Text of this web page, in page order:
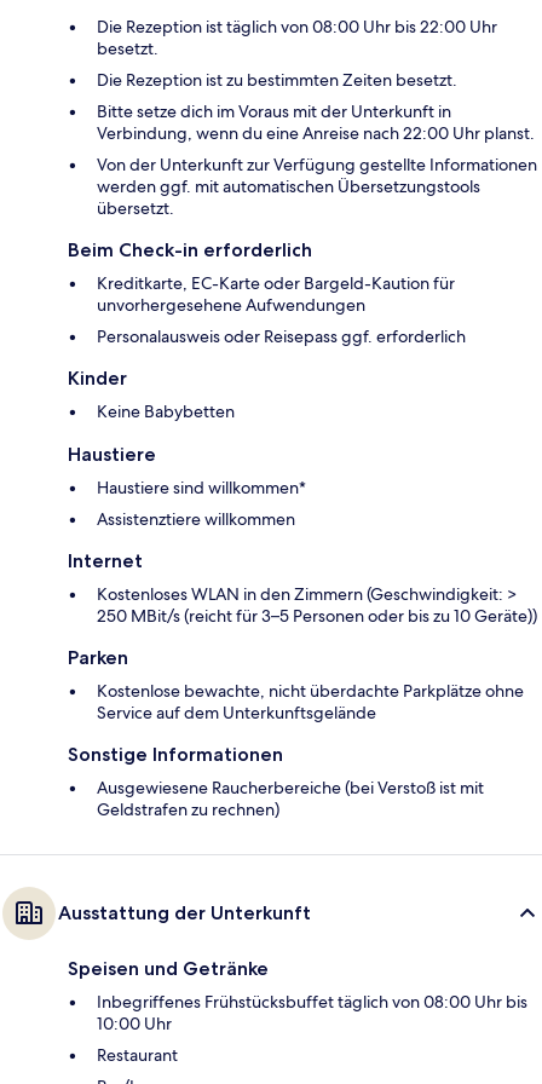
Die Rezeption ist täglich von 08:00 Uhr bis 22:00 Uhr
besetzt.
Die Rezeption ist zu bestimmten Zeiten besetzt.
Bitte setze dich im Voraus mit der Unterkunft in
Verbindung, wenn du eine Anreise nach 22:00 Uhr planst.
Von der Unterkunft zur Verfügung gestellte Informationen
werden ggf. mit automatischen Übersetzungstools
übersetzt.
Beim Check-in erforderlich
Kreditkarte, EC-Karte oder Bargeld-Kaution für
unvorhergesehene Aufwendungen
Personalausweis oder Reisepass ggf. erforderlich
Kinder
Keine Babybetten
Haustiere
Haustiere sind willkommen*
Assistenztiere willkommen
Internet
Kostenloses WLAN in den Zimmern (Geschwindigkeit: >
250 MBit/s (reicht für 3–5 Personen oder bis zu 10 Geräte))
Parken
Kostenlose bewachte, nicht überdachte Parkplätze ohne
Service auf dem Unterkunftsgelände
Sonstige Informationen
Ausgewiesene Raucherbereiche (bei Verstoß ist mit
Geldstrafen zu rechnen)
Ausstattung der Unterkunft
Speisen und Getränke
Inbegriffenes Frühstücksbuffet täglich von 08:00 Uhr bis
10:00 Uhr
Restaurant